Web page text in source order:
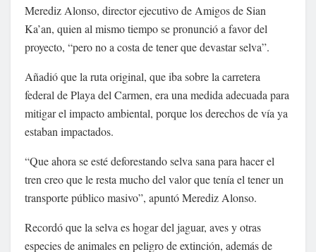
Merediz Alonso, director ejecutivo de Amigos de Sian
Ka’an, quien al mismo tiempo se pronunció a favor del
proyecto, “pero no a costa de tener que devastar selva”.
Añadió que la ruta original, que iba sobre la carretera
federal de Playa del Carmen, era una medida adecuada para
mitigar el impacto ambiental, porque los derechos de vía ya
estaban impactados.
“Que ahora se esté deforestando selva sana para hacer el
tren creo que le resta mucho del valor que tenía el tener un
transporte público masivo”, apuntó Merediz Alonso.
Recordó que la selva es hogar del jaguar, aves y otras
especies de animales en peligro de extinción, además de